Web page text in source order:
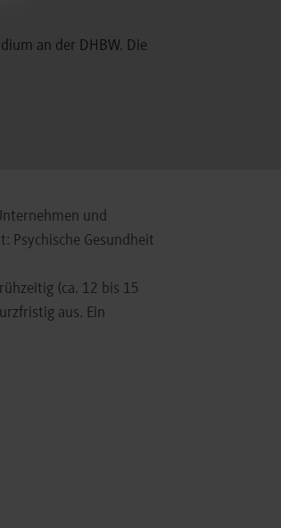
an der DHBW. Die
und
Psychische Gesundheit
(ca. 12 bis 15
aus. Ein